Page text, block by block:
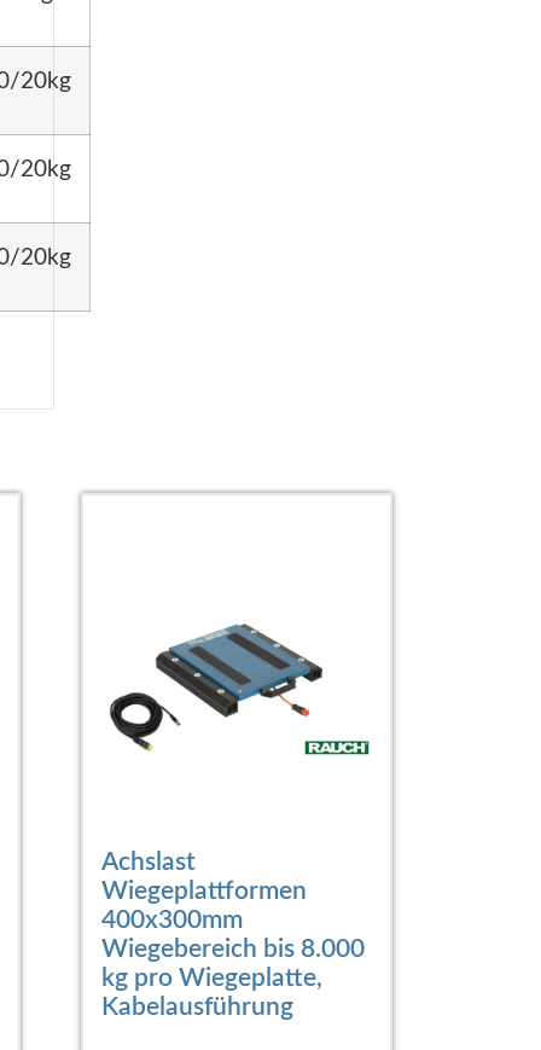
20kg
20kg
20kg
Achslast
Wiegeplattformen
400x300mm
Wiegebereich bis 8.000
kg pro Wiegeplatte,
Kabelausführung